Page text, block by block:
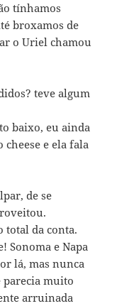
tínhamos
broxamos de
o Uriel chamou
teve algum
baixo, eu ainda
e ela fala
de se
total da conta.
Sonoma e Napa
lá, mas nunca
parecia muito
arruinada